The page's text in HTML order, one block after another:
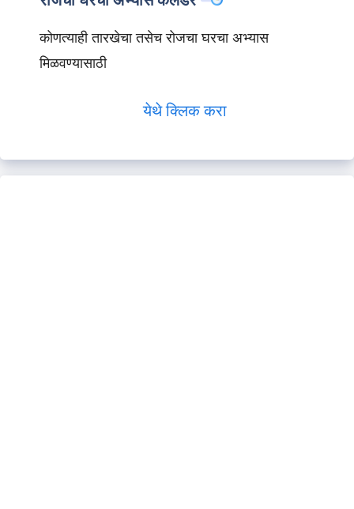
कोणत्याही तारखेचा तसेच रोजचा घरचा अभ्यास
मिळवण्यासाठी
येथे क्लिक करा